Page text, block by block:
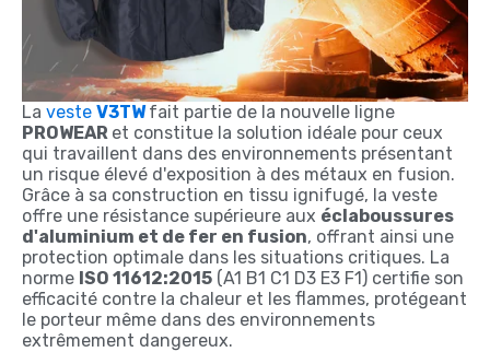
La veste V3TW fait partie de la nouvelle ligne
PROWEAR et constitue la solution idéale pour ceux
qui travaillent dans des environnements présentant
un risque élevé d'exposition à des métaux en fusion.
Grâce à sa construction en tissu ignifugé, la veste
offre une résistance supérieure aux éclaboussures
d'aluminium et de fer en fusion, offrant ainsi une
protection optimale dans les situations critiques. La
norme ISO 11612:2015 (A1 B1 C1 D3 E3 F1) certifie son
efficacité contre la chaleur et les flammes, protégeant
le porteur même dans des environnements
extrêmement dangereux.